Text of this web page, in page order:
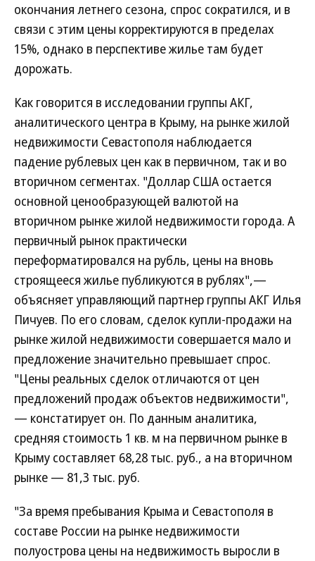
окончания летнего сезона, спрос сократился, и в
связи с этим цены корректируются в пределах
15%, однако в перспективе жилье там будет
дорожать.
Как говорится в исследовании группы АКГ,
аналитического центра в Крыму, на рынке жилой
недвижимости Севастополя наблюдается
падение рублевых цен как в первичном, так и во
вторичном сегментах. "Доллар США остается
основной ценообразующей валютой на
вторичном рынке жилой недвижимости города. А
первичный рынок практически
переформатировался на рубль, цены на вновь
строящееся жилье публикуются в рублях",—
объясняет управляющий партнер группы АКГ Илья
Пичуев. По его словам, сделок купли-продажи на
рынке жилой недвижимости совершается мало и
предложение значительно превышает спрос.
"Цены реальных сделок отличаются от цен
предложений продаж объектов недвижимости",
— констатирует он. По данным аналитика,
средняя стоимость 1 кв. м на первичном рынке в
Крыму составляет 68,28 тыс. руб., а на вторичном
рынке — 81,3 тыс. руб.
"За время пребывания Крыма и Севастополя в
составе России на рынке недвижимости
полуострова цены на недвижимость выросли в